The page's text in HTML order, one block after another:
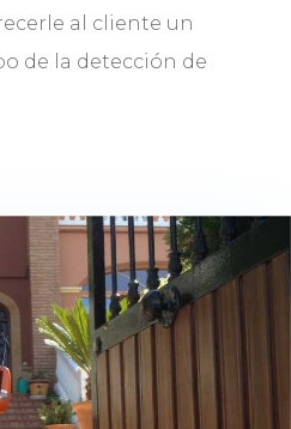
al cliente un
de la detección de